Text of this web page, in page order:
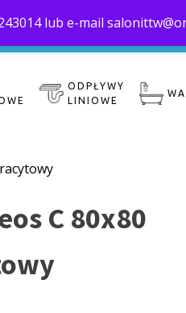
lub e-mail
O nas Moje konto
ODPŁYWY
LINIOWE
C 80x80